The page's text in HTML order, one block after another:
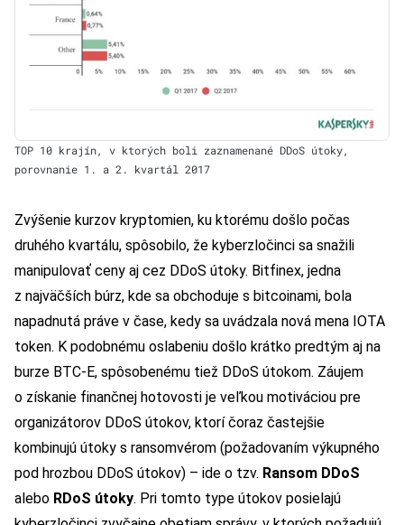
TOP 10 krajín, v ktorých boli zaznamenané DDoS útoky,
porovnanie 1. a 2. kvartál 2017
Zvýšenie kurzov kryptomien, ku ktorému došlo počas
druhého kvartálu, spôsobilo, že kyberzločinci sa snažili
manipulovať ceny aj cez DDoS útoky. Bitfinex, jedna
z najväčších búrz, kde sa obchoduje s bitcoinami, bola
napadnutá práve v čase, kedy sa uvádzala nová mena IOTA
token. K podobnému oslabeniu došlo krátko predtým aj na
burze BTC-E, spôsobenému tiež DDoS útokom. Záujem
o získanie finančnej hotovosti je veľkou motiváciou pre
organizátorov DDoS útokov, ktorí čoraz častejšie
kombinujú útoky s ransomvérom (požadovaním výkupného
pod hrozbou DDoS útokov) – ide o tzv. Ransom DDoS
alebo RDoS útoky. Pri tomto type útokov posielajú